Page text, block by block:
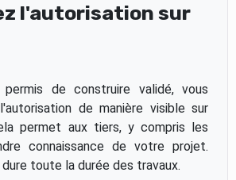
l'autorisation sur
de construire validé, vous
de manière visible sur
permet aux tiers, y compris les
connaissance de votre projet.
toute la durée des travaux.